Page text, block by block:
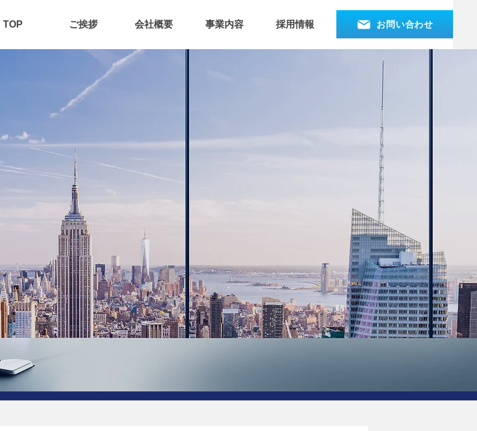
TOP ご挨拶 会社概要 事業内容 採用情報 お問い合わせ